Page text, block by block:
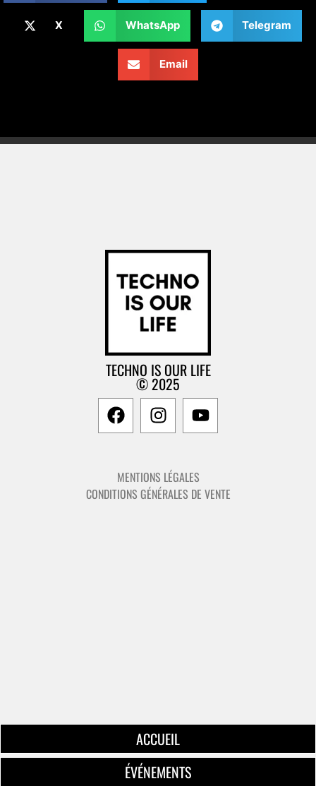
X WhatsApp Telegram
Email
TECHNO IS OUR LIFE
© 2025
MENTIONS LÉGALES
CONDITIONS GÉNÉRALES DE VENTE
ACCUEIL
ÉVÉNEMENTS